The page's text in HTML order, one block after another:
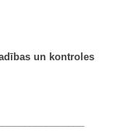
un kontroles